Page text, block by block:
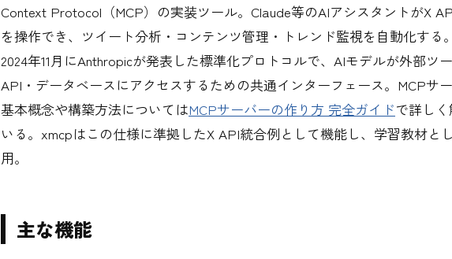
Context Protocol（MCP）の実装ツール。Claude等のAIアシスタントがX
を操作でき、ツイート分析・コンテンツ管理・トレンド監視を自動化する
2024年11月にAnthropicが発表した標準化プロトコルで、AIモデルが外部ツ
API・データベースにアクセスするための共通インターフェース。MCPサ
基本概念や構築方法についてはMCPサーバーの作り方 完全ガイドで詳し
いる。xmcpはこの仕様に準拠したX API統合例として機能し、学習教材と
用。
主な機能